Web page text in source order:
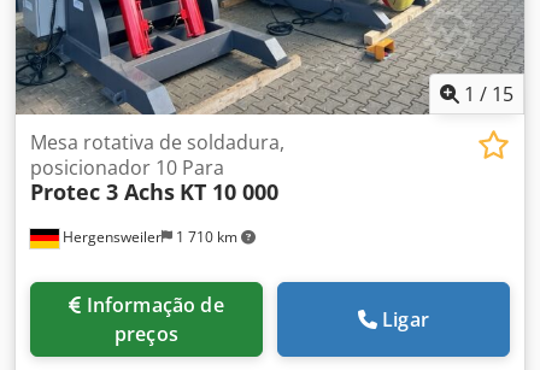
1 / 15
Hergensweiler 1 710 km
Mesa rotativa de soldadura,
posicionador 10 Para
Protec 3 Achs KT 10 000
preços
Ligar